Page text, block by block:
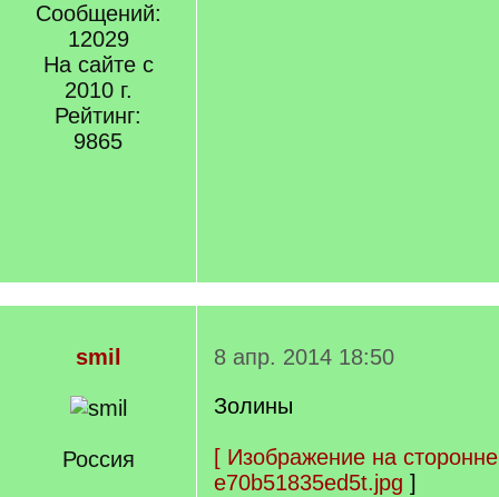
Сообщений:
12029
На сайте с
2010 г.
Рейтинг:
9865
smil
Россия
8 апр. 2014 18:50
Золины
[ Изображение на
e70b51835ed5t.jpg ]